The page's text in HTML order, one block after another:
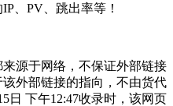
、PV、跳出率等！
源于网络，不保证外部链接
外部链接的指向，不由货代
日 下午12:47收录时，该网页